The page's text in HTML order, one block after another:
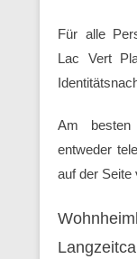
Für alle
Lac Vert
Am besten
entweder
auf der Seite